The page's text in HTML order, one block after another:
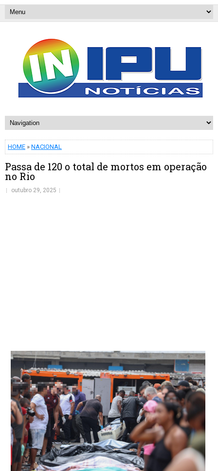
HOME » NACIONAL
Passa de 120 o total de mortos em operação
no Rio
outubro 29, 2025